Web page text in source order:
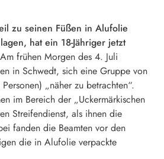
zu seinen Füßen in Alufolie
hat ein 18-Jähriger jetzt
Am frühen Morgen des 4. Juli
in Schwedt, sich eine Gruppe von
„näher zu betrachten“.
im Bereich der „Uckermärkischen
Streifendienst, als ihnen die
fanden die Beamten vor den
die in Alufolie verpackte